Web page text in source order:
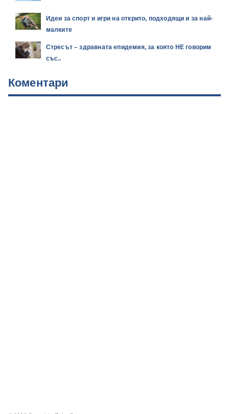
Идеи за спорт и игри на открито, подходящи и за най-
малките
Стресът – здравната епидемия, за която НЕ говорим
със..
Коментари